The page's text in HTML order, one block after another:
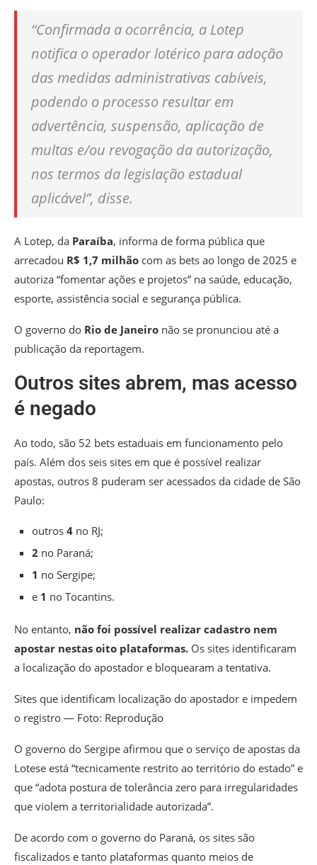
“Confirmada a ocorrência, a Lotep
notifica o operador lotérico para adoção
das medidas administrativas cabíveis,
podendo o processo resultar em
advertência, suspensão, aplicação de
multas e/ou revogação da autorização,
nos termos da legislação estadual
aplicável”, disse.
A Lotep, da Paraíba, informa de forma pública que
arrecadou R$ 1,7 milhão com as bets ao longo de 2025 e
autoriza “fomentar ações e projetos” na saúde, educação,
esporte, assistência social e segurança pública.
O governo do Rio de Janeiro não se pronunciou até a
publicação da reportagem.
Outros sites abrem, mas acesso
é negado
Ao todo, são 52 bets estaduais em funcionamento pelo
país. Além dos seis sites em que é possível realizar
apostas, outros 8 puderam ser acessados da cidade de São
Paulo:
outros 4 no RJ;
2 no Paraná;
1 no Sergipe;
e 1 no Tocantins.
No entanto, não foi possível realizar cadastro nem
apostar nestas oito plataformas. Os sites identificaram
a localização do apostador e bloquearam a tentativa.
Sites que identificam localização do apostador e impedem
o registro — Foto: Reprodução
O governo do Sergipe afirmou que o serviço de apostas da
Lotese está “tecnicamente restrito ao território do estado” e
que “adota postura de tolerância zero para irregularidades
que violem a territorialidade autorizada”.
De acordo com o governo do Paraná, os sites são
fiscalizados e tanto plataformas quanto meios de